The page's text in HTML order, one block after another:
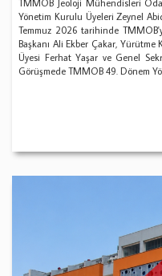
TMMOB Jeoloji Mühendisleri
Yönetim Kurulu Üyeleri Zeynel
Temmuz 2026 tarihinde
Başkanı Ali Ekber Çakar,
Üyesi Ferhat Yaşar ve Genel
Görüşmede TMMOB 49. Dönem